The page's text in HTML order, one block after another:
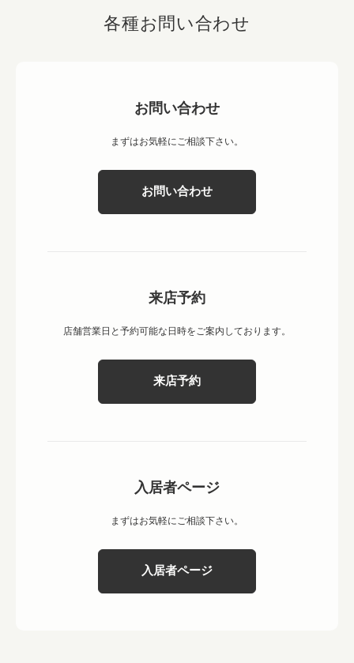
各種お問い合わせ
お問い合わせ
まずはお気軽にご相談下さい。
お問い合わせ
来店予約
店舗営業日と予約可能な日時をご案内しております。
来店予約
入居者ページ
まずはお気軽にご相談下さい。
入居者ページ